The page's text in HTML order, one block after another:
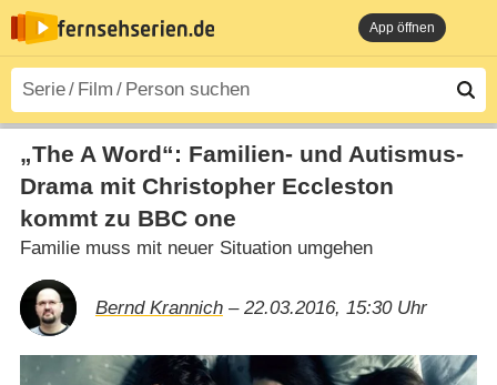
App öffnen
„The A Word“: Familien- und Autismus-
Drama mit Christopher Eccleston
kommt zu BBC one
Familie muss mit neuer Situation umgehen
Bernd Krannich– 22.03.2016, 15:30 Uhr